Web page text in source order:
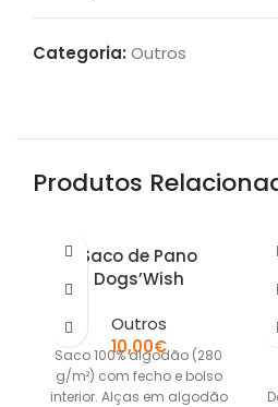
Categoria: Outros
Produtos
Saco de Pano
Dogs’Wish
Outros
10,00€
Saco 100% algodão (280
g/m²) com fecho e bolso
interior. Alças em algodão